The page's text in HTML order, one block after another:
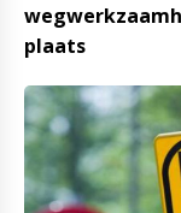
plaats